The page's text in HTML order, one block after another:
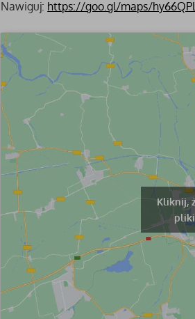
Nawiguj: https://goo.gl/maps/
Kliknij,
pliki